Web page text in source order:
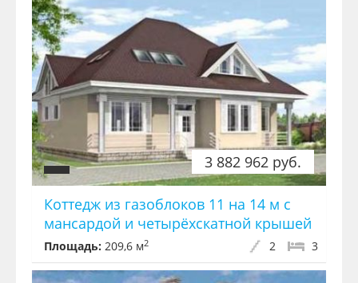
3 882 962 руб.
Коттедж из газоблоков 11 на 14 м с
мансардой и четырёхскатной крышей
Площадь: 209,6 м2 3
2